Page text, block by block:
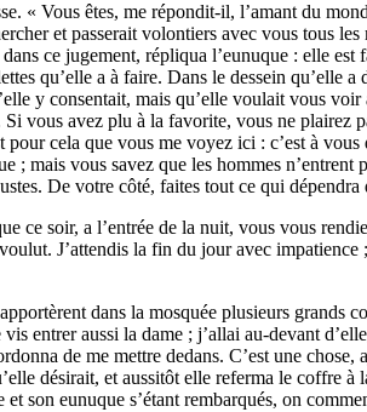
« Vous êtes, me répondit-il, l’amant du
et passerait volontiers avec vous tous
ce jugement, répliqua l’eunuque : elle
qu’elle a à faire. Dans le dessein qu’elle
y consentait, mais qu’elle voulait vous
vous avez plu à la favorite, vous ne plairez
cela que vous me voyez ici : c’est à
vous savez que les hommes n’entrent
De votre côté, faites tout ce qui
ce soir, a l’entrée de la nuit, vous vous
J’attendis la fin du jour avec
dans la mosquée plusieurs grands
entrer aussi la dame ; j’allai au-devant
de me mettre dedans. C’est une
désirait, et aussitôt elle referma le coffre
son eunuque s’étant rembarqués, on